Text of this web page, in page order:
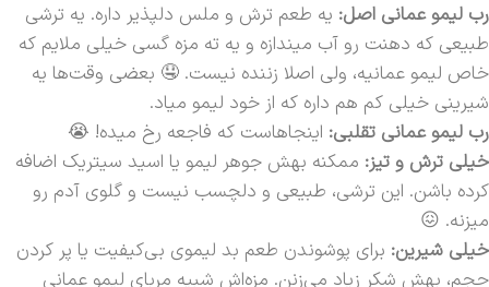
رب لیمو عمانی اصل: یه طعم ترش و ملس دلپذیر داره. یه ترشی
طبیعی که دهنت رو آب میندازه و یه ته مزه گسی خیلی ملایم که
خاص لیمو عمانیه، ولی اصلا زننده نیست. 🤤 بعضی وقت‌ها یه
شیرینی خیلی کم هم داره که از خود لیمو میاد.
رب لیمو عمانی تقلبی: اینجاهاست که فاجعه رخ میده! 😭
خیلی ترش و تیز: ممکنه بهش جوهر لیمو یا اسید سیتریک اضافه
کرده باشن. این ترشی، طبیعی و دلچسب نیست و گلوی آدم رو
میزنه. 😖
خیلی شیرین: برای پوشوندن طعم بد لیموی بی‌کیفیت یا پر کردن
حجم، بهش شکر زیاد می‌زنن. مزه‌اش شبیه مربای لیمو عمانی